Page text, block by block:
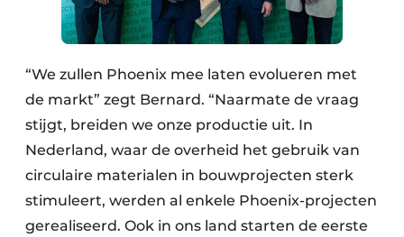
“We zullen Phoenix mee laten evolueren met
de markt” zegt Bernard. “Naarmate de vraag
stijgt, breiden we onze productie uit. In
Nederland, waar de overheid het gebruik van
circulaire materialen in bouwprojecten sterk
stimuleert, werden al enkele Phoenix-projecten
gerealiseerd. Ook in ons land starten de eerste